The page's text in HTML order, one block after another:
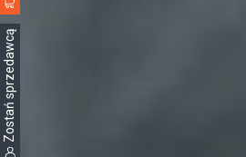
Zostań sprzedawcą